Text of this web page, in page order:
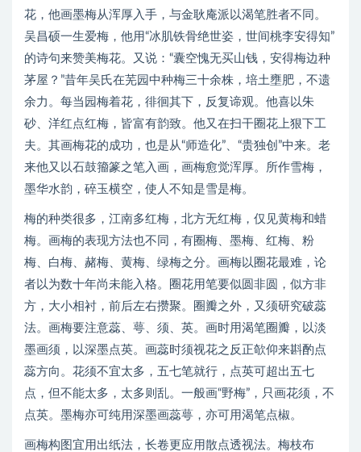
花，他画墨梅从浑厚入手，与金耿庵派以渴笔胜者不同。
吴昌硕一生爱梅，他用“冰肌铁骨绝世姿，世间桃李安得知”
的诗句来赞美梅花。又说：“囊空愧无买山钱，安得梅边种
茅屋？”昔年吴氏在芜园中种梅三十余株，培土壅肥，不遗
余力。每当园梅着花，徘徊其下，反复谛观。他喜以朱
砂、洋红点红梅，皆富有韵致。他又在扫干圈花上狠下工
夫。其画梅花的成功，也是从“师造化”、“贵独创”中来。老
来他又以石鼓籀篆之笔入画，画梅愈觉浑厚。所作雪梅，
墨华水韵，碎玉横空，使人不知是雪是梅。
梅的种类很多，江南多红梅，北方无红梅，仅见黄梅和蜡
梅。画梅的表现方法也不同，有圈梅、墨梅、红梅、粉
梅、白梅、赭梅、黄梅、绿梅之分。画梅以圈花最难，论
者以为数十年尚未能入格。圈花用笔要似圆非圆，似方非
方，大小相衬，前后左右攒聚。圈瓣之外，又须研究破蕊
法。画梅要注意蕊、萼、须、英。画时用渴笔圈瓣，以淡
墨画须，以深墨点英。画蕊时须视花之反正欹仰来斟酌点
蕊方向。花须不宜太多，五七笔就行，点英可超出五七
点，但不能太多，太多则乱。一般画“野梅”，只画花须，不
点英。墨梅亦可纯用深墨画蕊萼，亦可用渴笔点椒。
画梅构图宜用出纸法，长卷更应用散点透视法。梅枝布